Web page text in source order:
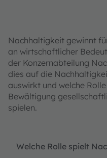
Nachhaltigkeit gewinnt
an wirtschaftlicher
der Konzernabteilung
dies auf die
auswirkt und welche
Bewältigung
spielen.
Welche Rolle spielt